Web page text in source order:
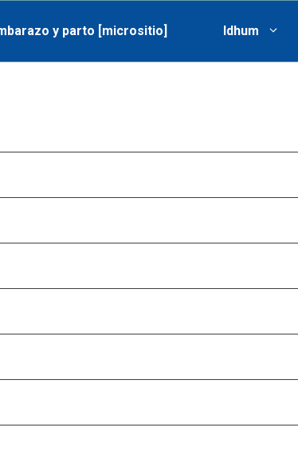
y parto [micrositio] Idhum